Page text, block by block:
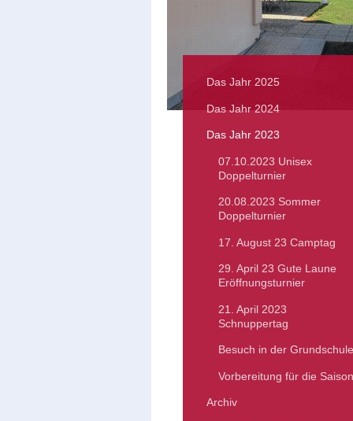
Das Jahr 2025
Das Jahr 2024
Das Jahr 2023
07.10.2023 Unisex
Doppelturnier
20.08.2023 Sommer
Doppelturnier
17. August 23 Camptag
29. April 23 Gute Laune
Eröffnungsturnier
21. April 2023
Schnuppertag
Besuch in der Grundschule
Vorbereitung für die Saison
Archiv